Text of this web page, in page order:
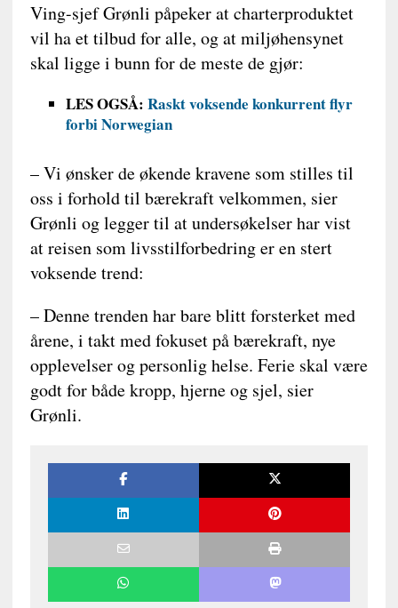
Ving-sjef Grønli påpeker at charterproduktet
vil ha et tilbud for alle, og at miljøhensynet
skal ligge i bunn for de meste de gjør:
LES OGSÅ: Raskt voksende konkurrent flyr
forbi Norwegian
– Vi ønsker de økende kravene som stilles til
oss i forhold til bærekraft velkommen, sier
Grønli og legger til at undersøkelser har vist
at reisen som livsstilforbedring er en stert
voksende trend:
– Denne trenden har bare blitt forsterket med
årene, i takt med fokuset på bærekraft, nye
opplevelser og personlig helse. Ferie skal være
godt for både kropp, hjerne og sjel, sier
Grønli.